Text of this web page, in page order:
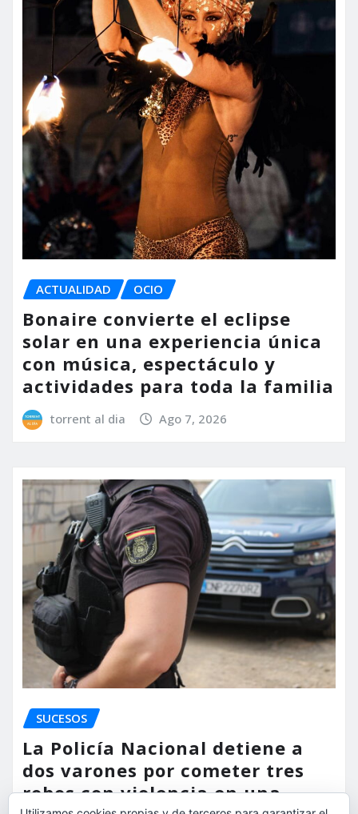
ACTUALIDAD OCIO
Bonaire convierte el eclipse
solar en una experiencia única
con música, espectáculo y
actividades para toda la familia
torrent al dia Ago 7, 2026
SUCESOS
La Policía Nacional detiene a
dos varones por cometer tres
robos con violencia en una